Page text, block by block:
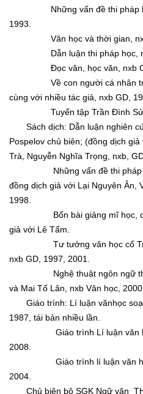
Những vấn đề thi pháp học
1993.
Văn học và thời gian, nxb.
Dẫn luận thi pháp học,
Đọc văn, học văn, nxb
Về con người cá nhân
cùng với nhiều tác giả, nxb GD,
Tuyển tập Trần Đình Sử, 2
Sách dịch: Dẫn luận nghiên
Pospelov chủ biên; (đồng dịch
Trà, Nguyễn Nghĩa Trọng, nxb,
Những vấn đề thi pháp
đồng dịch giả với Lại Nguyên Ân,
1998.
Bốn bài giảng mĩ học, của
giả với Lê Tẩm.
Tư tưởng văn học cổ
nxb GD, 1997, 2001.
Nghệ thuật ngôn ngữ thơ
và Mai Tổ Lân, nxb Văn học, 2000.
Giáo trình: Lí luận vănhọc
1987, tái bản nhiều lần.
Giáo trình Lí luận văn học
2008.
Giáo trình lí luận văn học
2004.
Chủ biên bộ SGK Ngữ văn